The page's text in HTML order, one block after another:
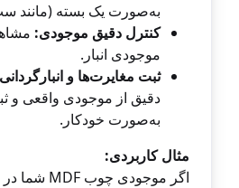
به‌صورت یک بسته (مانند
کنترل دقیق موجودی:
موجودی انبار.
ثبت مغایرت‌ها و
دقیق از موجودی واقعی و
به‌صورت خودکار.
مثال کاربردی: